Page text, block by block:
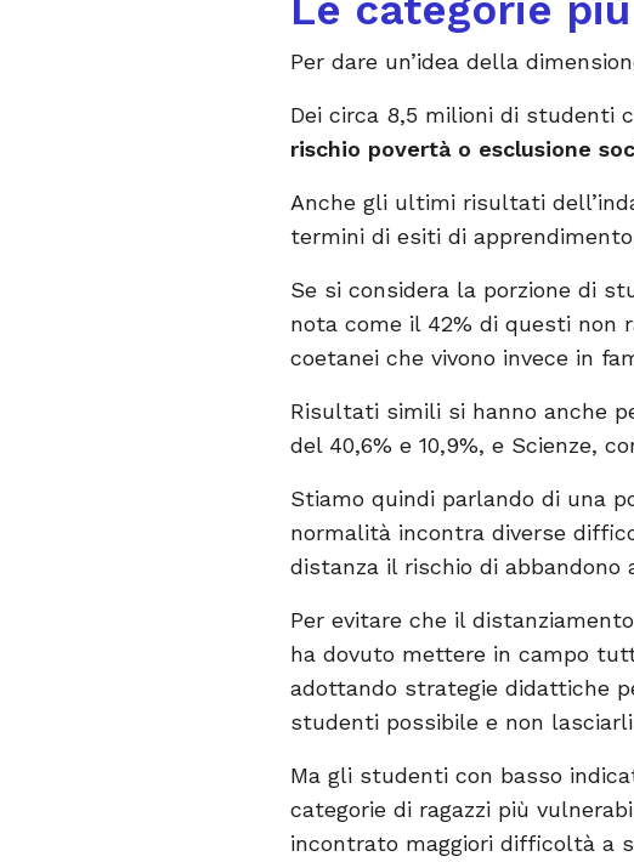
Per dare un’idea della
Dei circa 8,5 milioni di studenti
rischio povertà o esclusione
Anche gli ultimi risultati
termini di esiti di
Se si considera la porzione di
nota come il 42% di questi non
coetanei che vivono invece in
Risultati simili si hanno anche
del 40,6% e 10,9%, e Scienze,
Stiamo quindi parlando di una
normalità incontra diverse
distanza il rischio di abbandono
Per evitare che il
ha dovuto mettere in campo
adottando strategie didattiche
studenti possibile e non
Ma gli studenti con basso
categorie di ragazzi più
incontrato maggiori difficoltà a